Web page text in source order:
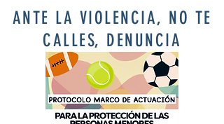
Experiencia
Triatlón
ANTE LA VIOLENCIA, NO TE
CALLES, DENUNCIA